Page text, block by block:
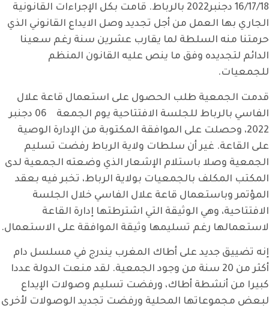
16/17/18 دجنبر2022 بالرباط. قامت بكل الإجراءات القانونية
الجاري بها العمل من أجل تجديد وصل الايداع القانوني الذي
حرمتنا منه السلطة لما يقارب عشرين سنة رغم سعينا
الدائم لتجديده وفق ما ينص عليه القانون المنظم
للجمعيات.
قدمت الجمعية طلب الحصول على استعمال قاعة علال
الفاسي بالرباط للجلسة الافتتاحية يوم الجمعة 06 دجنبر
2022، وحصلت على الموافقة المكتوبة من الإدارة الوصية
على القاعة. غير أن سلطات ولاية الرباط رفضت تسليم
الجمعية وصلا باستلام الإشعار الذي وضعته الجمعية لدى
المكتب المكلف بالجمعيات بولاية الرباط، تخبر فيه بعقد
المؤتمر وباستعمال قاعة علال الفاسي خلال الجلسة
الافتتاحية، وهي الوثيقة التي اشترطتها إدارة القاعة
لاستعمالها رغم تسليمها وثيقة الموافقة على الاستعمال.
إنه تضييق جديد على أطاك المغرب يندرج في مسلسل دام
أكثر من 20 سنة من وجود الجمعية. لقد منعت الدولة عددا
كبيرا من أنشطة أطاك، ورفضت تسليم وصولات الإيداع
لبعض مجموعاتها المحلية ورفضت تجديد الوصولات لأخرى